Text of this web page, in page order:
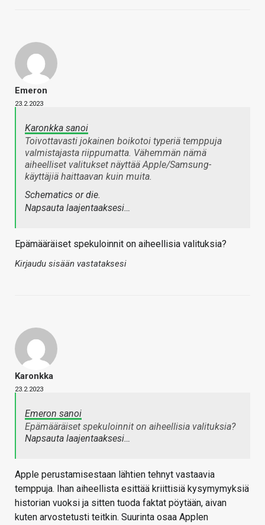
Emeron
23.2.2023
Karonkka sanoi
Toivottavasti jokainen boikotoi typeriä temppuja
valmistajasta riippumatta. Vähemmän nämä
aiheelliset valitukset näyttää Apple/Samsung-
käyttäjiä haittaavan kuin muita.
Schematics or die.
Napsauta laajentaaksesi…
Epämääräiset spekuloinnit on aiheellisia valituksia?
Kirjaudu sisään vastataksesi
Karonkka
23.2.2023
Emeron sanoi
Epämääräiset spekuloinnit on aiheellisia valituksia?
Napsauta laajentaaksesi…
Apple perustamisestaan lähtien tehnyt vastaavia
temppuja. Ihan aiheellista esittää kriittisiä kysymymyksiä
historian vuoksi ja sitten tuoda faktat pöytään, aivan
kuten arvostetusti teitkin. Suurinta osaa Applen